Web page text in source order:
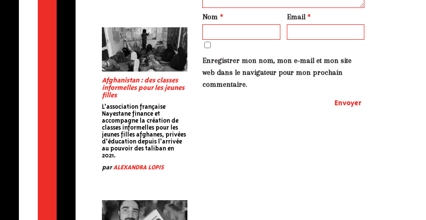
Afghanistan : des classes
informelles pour les jeunes
filles
L’association française
Nayestane finance et
accompagne la création de
classes informelles pour les
jeunes filles afghanes, privées
d’éducation depuis l’arrivée
au pouvoir des taliban en
2021.
parALEXANDRA LOPIS
Nom * Email*
Enregistrer mon nom, mon e-mail et mon site
web dans le navigateur pour mon prochain
commentaire.